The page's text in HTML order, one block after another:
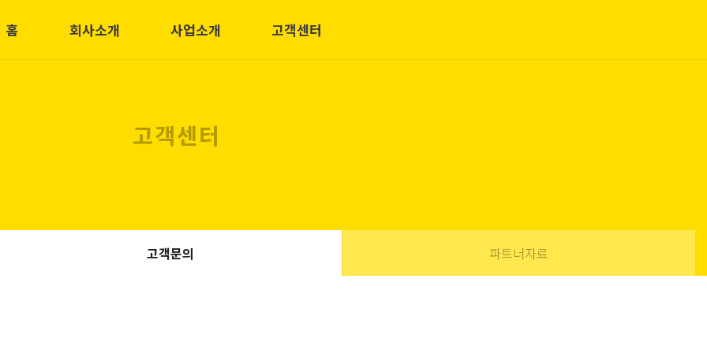
홈 회사소개 사업소개 고객센터
고객센터
고객문의 파트너자료